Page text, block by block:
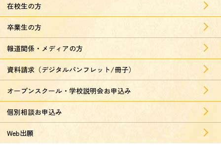
在校生の方
卒業生の方
報道関係・メディアの方
資料請求（デジタルパンフレット/冊子）
オープンスクール・学校説明会お申込み
個別相談お申込み
Web出願